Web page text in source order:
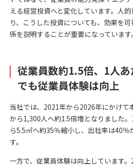
える経営投資へと変化しています。人
り、こうした投資についても、効果を
係を説明することが重要になっています。
従業員数約1.5倍、1人
でも従業員体験は向上
当社では、2021年から2026年にかけて
から1,300人へ約1.5倍増となりました
ら5.5㎡へ約35％縮小し、出社率は40％
す。
一方で、従業員体験は向上しています